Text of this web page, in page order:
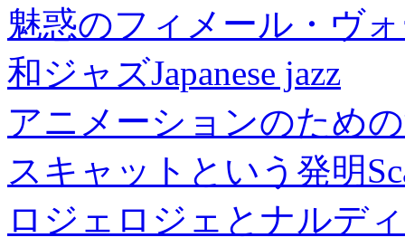
魅惑のフィメール・ヴ
和ジャズJapanese jazz
アニメーションのため
スキャットという発明
ロジェロジェとナルデ